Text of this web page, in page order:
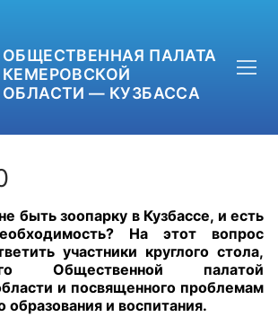
ОБЩЕСТВЕННАЯ ПАЛАТА
КЕМЕРОВСКОЙ
ОБЛАСТИ — КУЗБАССА
+7 (3842) 58-82-40
OPKO42@BK.RU
ОБРАТНАЯ СВЯЗЬ
зоопарку в Кузбассе, и есть
На этот вопрос
участники круглого стола,
Общественной палатой
и посвященного проблемам
образования и воспитания.